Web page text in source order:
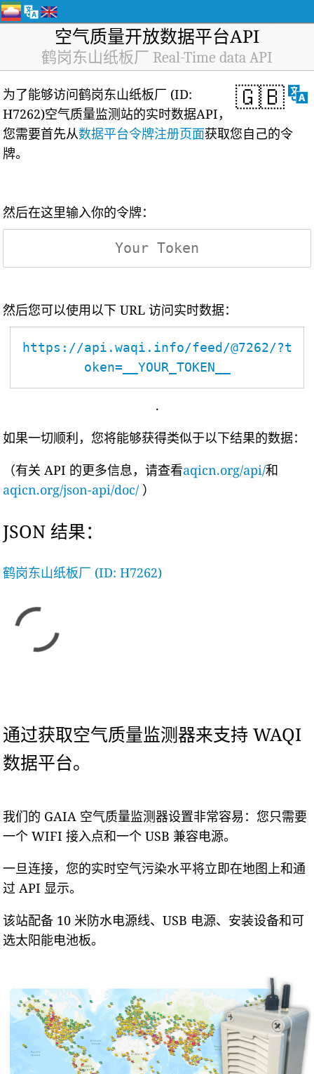
空气质量开放数据平台API
鹤岗东山纸板厂 Real-Time data API
🇬🇧
为了能够访问鹤岗东山纸板厂 (ID:
H7262)空气质量监测站的实时数据API，
您需要首先从数据平台令牌注册页面获取您自己的令
牌。
然后在这里输入你的令牌：
然后您可以使用以下 URL 访问实时数据：
https://api.waqi.info/feed/@7262/?t
oken=__YOUR_TOKEN__
.
如果一切顺利，您将能够获得类似于以下结果的数据：
（有关 API 的更多信息，请查看aqicn.org/api/和
aqicn.org/json-api/doc/ ）
JSON 结果：
鹤岗东山纸板厂 (ID: H7262)
通过获取空气质量监测器来支持 WAQI
数据平台。
我们的 GAIA 空气质量监测器设置非常容易：您只需要
一个 WIFI 接入点和一个 USB 兼容电源。
一旦连接，您的实时空气污染水平将立即在地图上和通
过 API 显示。
该站配备 10 米防水电源线、USB 电源、安装设备和可
选太阳能电池板。